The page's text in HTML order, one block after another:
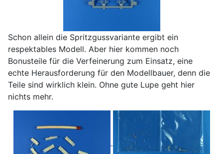
Schon allein die Spritzgussvariante ergibt ein
respektables Modell. Aber hier kommen noch
Bonusteile für die Verfeinerung zum Einsatz, eine
echte Herausforderung für den Modellbauer, denn die
Teile sind wirklich klein. Ohne gute Lupe geht hier
nichts mehr.